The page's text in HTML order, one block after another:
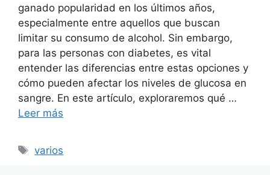
ganado popularidad en los últimos años,
especialmente entre aquellos que buscan
limitar su consumo de alcohol. Sin embargo,
para las personas con diabetes, es vital
entender las diferencias entre estas opciones y
cómo pueden afectar los niveles de glucosa en
sangre. En este artículo, exploraremos qué …
Leer más
Etiquetas
varios